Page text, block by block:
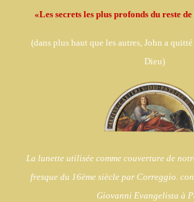
«Les secrets les plus profonds du reste
(dans plus haut que les autres, John a
Dieu)
La lunette utilisée comme couverture de
fresque du 16ème siècle par Correggio.
Giovanni Evangelista à